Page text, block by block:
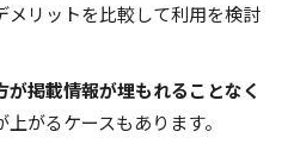
メリットを比較して利用を検討
が掲載情報が埋もれることなく
上がるケースもあります。